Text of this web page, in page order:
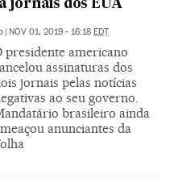
jornais dos EUA
| NOV 01, 2019 - 16:18 EDT
presidente americano
assinaturas dos
jornais pelas notícias
ao seu governo.
brasileiro ainda
anunciantes da